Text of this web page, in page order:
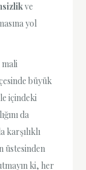
ve
yol
mali
büyük
içindeki
da
karşılıklı
üstesinden
ki, her